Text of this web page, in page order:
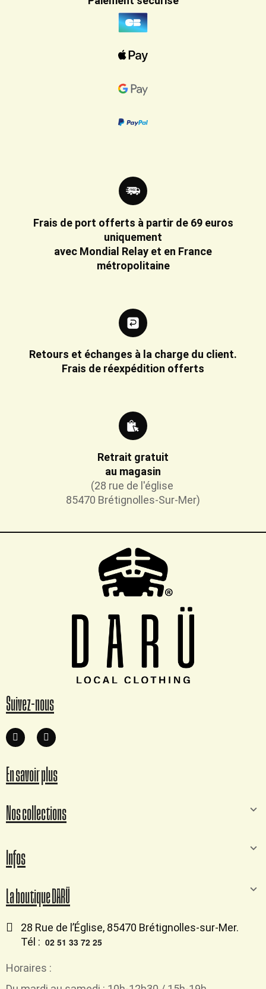
Frais de port offerts à partir de 69 euros
uniquement
avec Mondial Relay et en France
métropolitaine
Retours et échanges à la charge du client.
Frais de réexpédition offerts
Retrait gratuit
au magasin
(28 rue de l'église
85470 Brétignolles-Sur-Mer)
Suivez-nous
En savoir plus
Nos collections
Infos
La boutique DARÜ
28 Rue de l’Église, 85470 Brétignolles-sur-Mer.
Tél : 02 51 33 72 25
Horaires :